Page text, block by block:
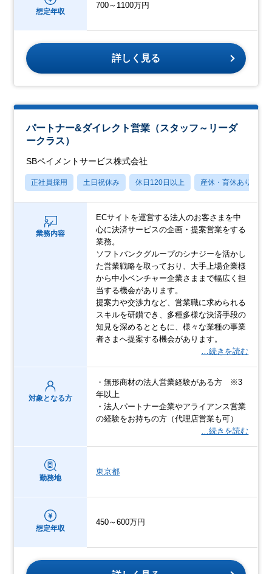
想定年収
700～1100万円
詳しく見る
パートナー&ダイレクト営業（スタッフ～リーダ
ークラス）
SBペイメントサービス株式会社
正社員採用 土日祝休み 休日120日以上 産休・育休あり
業務内容
ECサイトを運営する法人のお客さまを中
心に決済サービスの企画・提案営業をする
業務。
ソフトバンクグループのシナジーを活かし
た営業戦略を取っており、大手上場企業様
から中小ベンチャー企業さままで幅広く担
当する機会があります。
提案力や交渉力など、営業職に求められる
スキルを研鑚でき、多種多様な決済手段の
知見を深めるとともに、様々な業種の事業
者さまへ提案する機会があります。
…続きを読む
対象となる方
・無形商材の法人営業経験がある方 ※3
年以上
・法人パートナー企業やアライアンス営業
の経験をお持ちの方（代理店営業も可）
…続きを読む
勤務地
東京都
想定年収
450～600万円